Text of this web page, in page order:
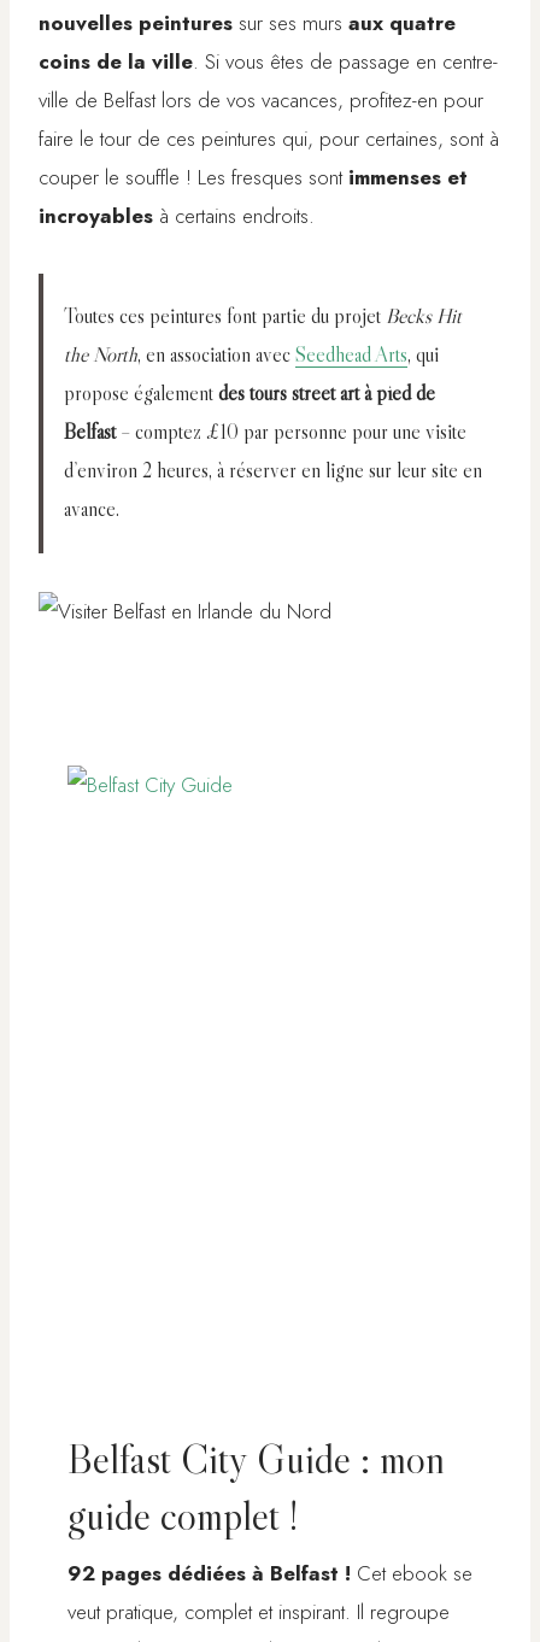
nouvelles peintures sur ses murs aux quatre
coins de la ville. Si vous êtes de passage en centre-
ville de Belfast lors de vos vacances, profitez-en pour
faire le tour de ces peintures qui, pour certaines, sont à
couper le souffle ! Les fresques sont immenses et
incroyables à certains endroits.
Toutes ces peintures font partie du projet Becks Hit
the North, en association avecSeedhead Arts, qui
propose égalementdes tours street art à pied de
Belfast– comptez £10 par personne pour une visite
d’environ2 heures, à réserver en ligne sur leur site en
avance.
Belfast City Guide : mon
guide complet !
92 pages dédiées à Belfast ! Cet ebook se
veut pratique, complet et inspirant. Il regroupe